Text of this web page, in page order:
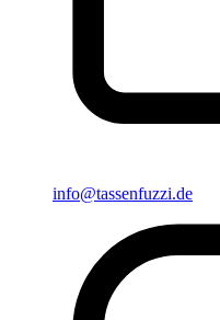
info@tassenfuzzi.de